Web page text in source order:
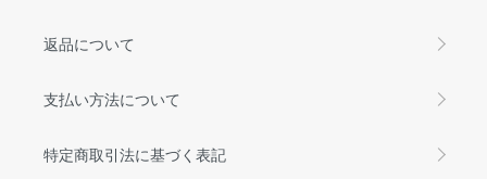
返品について
支払い方法について
特定商取引法に基づく表記